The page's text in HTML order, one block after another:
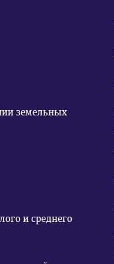
земельных
и среднего